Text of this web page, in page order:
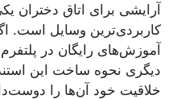
آرایشی برای اتاق دختران
کاربردی‌ترین وسایل است. اگر
آموزش‌های رایگان در پلتفرم
دیگری نحوه ساخت این
خلاقیت خود آن‌ها را